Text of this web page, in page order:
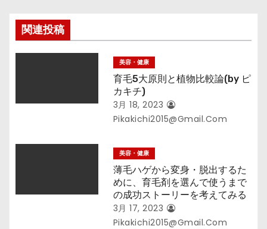
関連投稿
美容・健康
育毛5大原則と植物比較論(by ピ
カキチ)
3月 18, 2023
Pikakichi2015@gmail.com
美容・健康
薄毛ハゲから変身・脱出するた
めに、育毛剤を選んで使うまで
の成功ストーリーを考えてみる
3月 17, 2023
Pikakichi2015@gmail.com